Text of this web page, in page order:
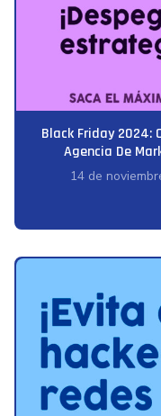
Black Friday 2024:
Agencia De
14 de